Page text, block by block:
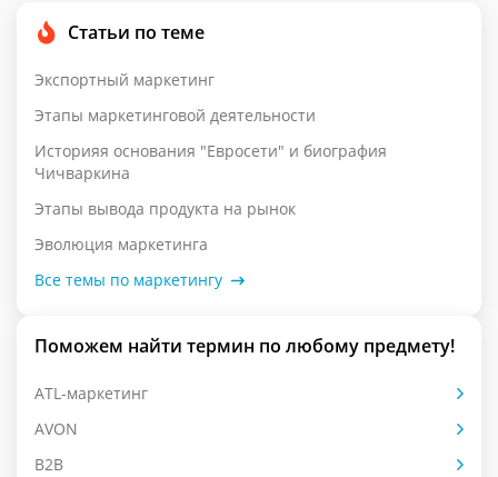
Статьи по теме
Экспортный маркетинг
Этапы маркетинговой деятельности
Историяя основания "Евросети" и биография
Чичваркина
Этапы вывода продукта на рынок
Эволюция маркетинга
Все темы по маркетингу
Поможем найти термин по любому предмету!
ATL-маркетинг
AVON
B2B